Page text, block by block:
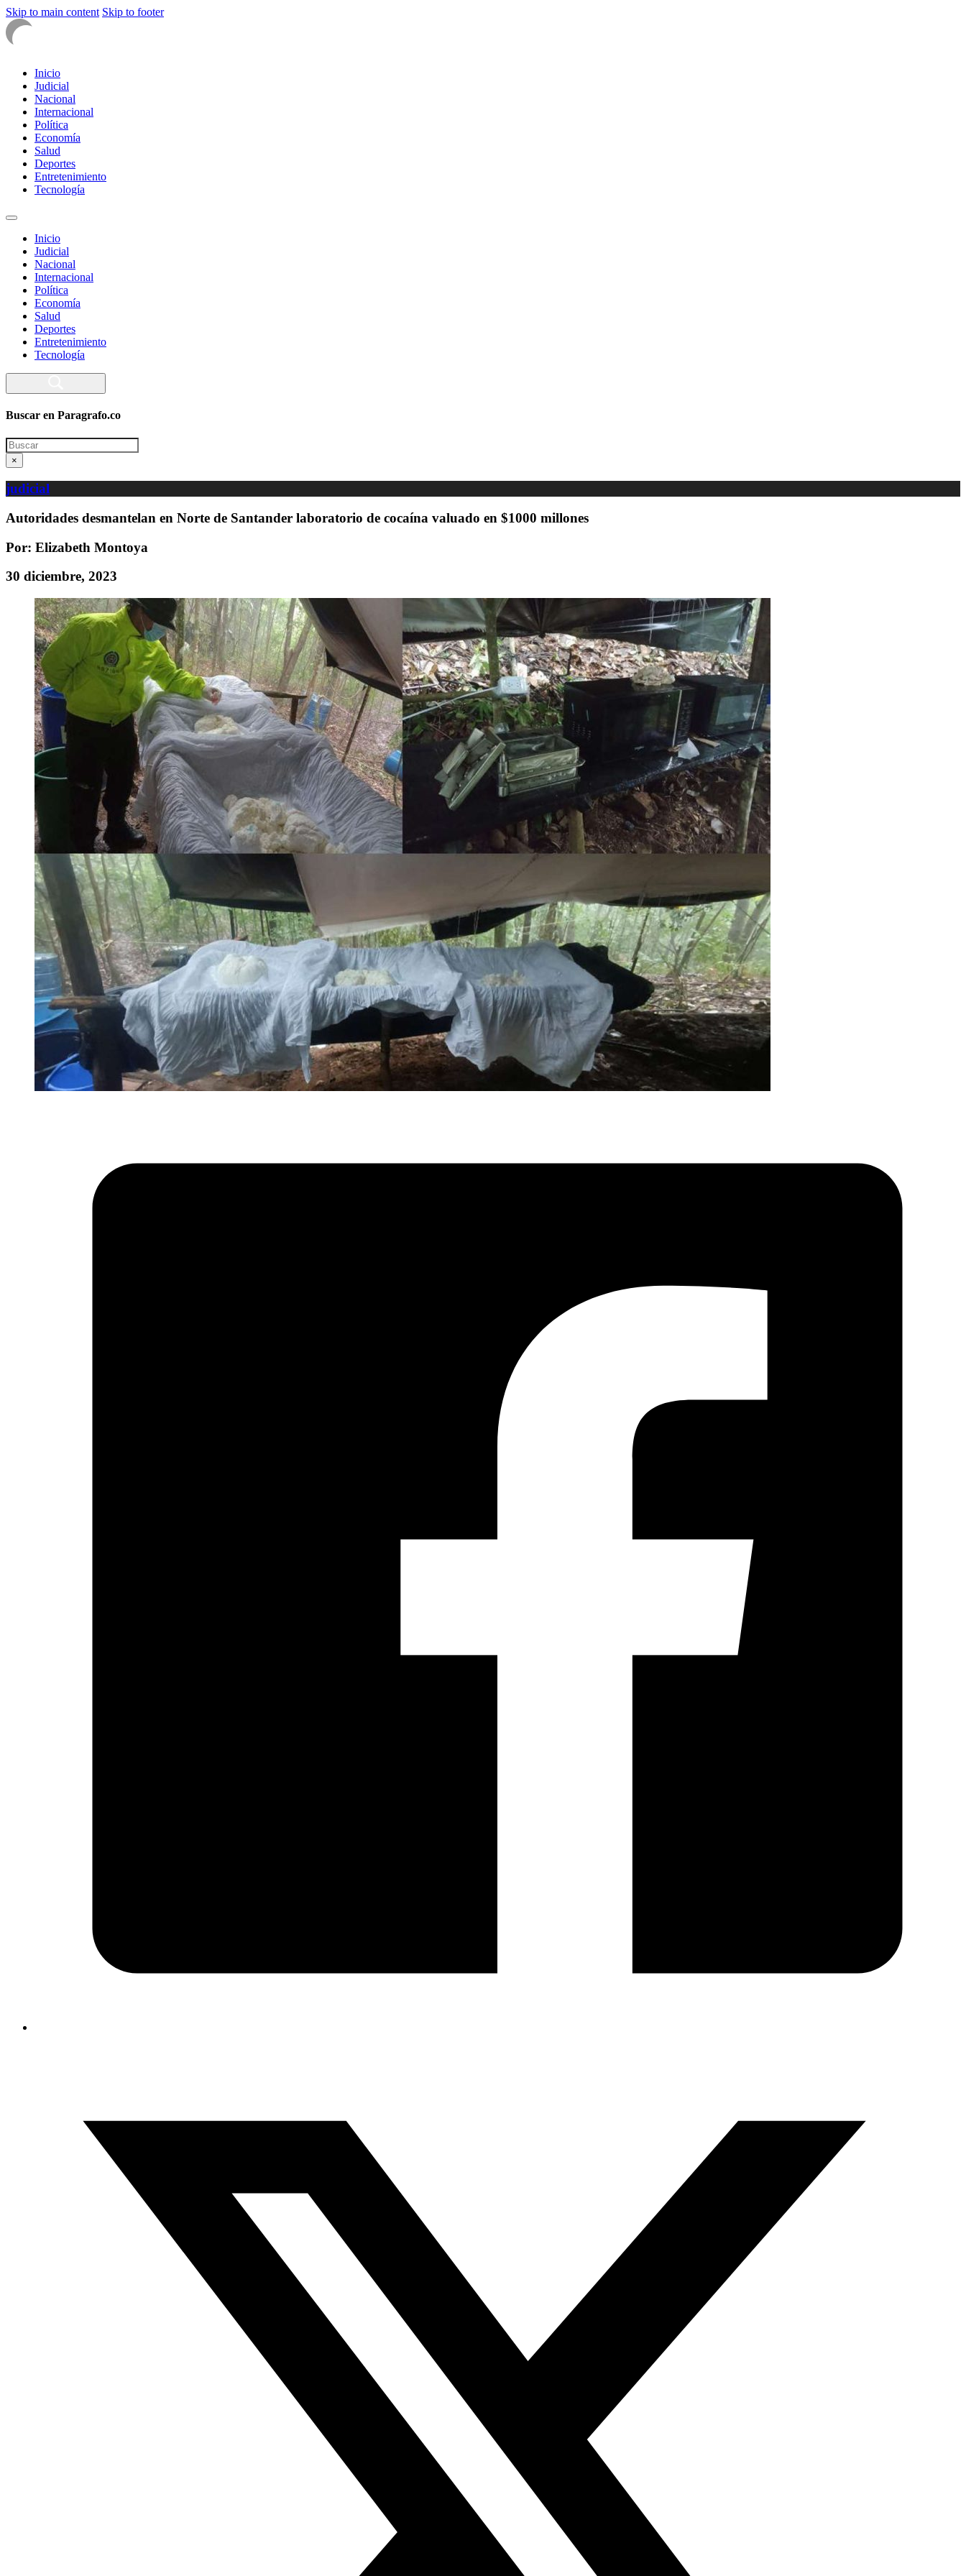
Skip to main content Skip to footer
Inicio
Judicial
Nacional
Internacional
Política
Economía
Salud
Deportes
Entretenimiento
Tecnología
Inicio
Judicial
Nacional
Internacional
Política
Economía
Salud
Deportes
Entretenimiento
Tecnología
Buscar en Paragrafo.co
Search
×
judicial
Autoridades desmantelan en Norte de Santander laboratorio de cocaína valuado en $1000 millones
Por: Elizabeth Montoya
30 diciembre, 2023